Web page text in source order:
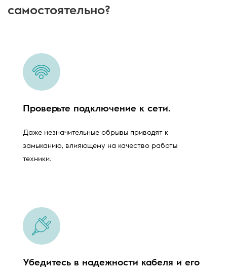
самостоятельно?
Проверьте подключение к сети.
Даже незначительные обрывы приводят к
замыканию, влияющему на качество работы
техники.
Убедитесь в надежности кабеля и его